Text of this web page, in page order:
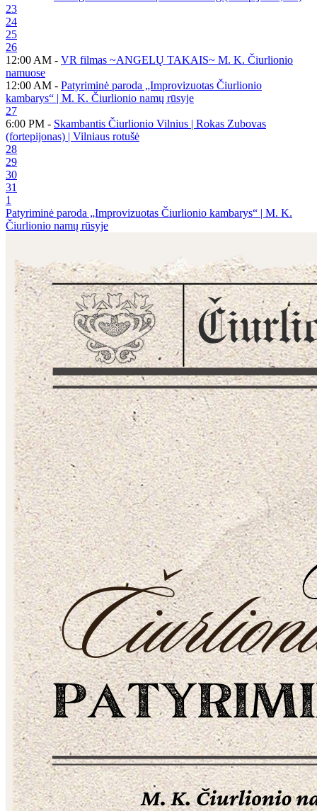
23
24
25
26
12:00 AM - VR filmas ~ANGELŲ TAKAIS~ M. K. Čiurlionio
namuose
12:00 AM - Patyriminė paroda „Improvizuotas Čiurlionio
kambarys“ | M. K. Čiurlionio namų rūsyje
27
6:00 PM - Skambantis Čiurlionio Vilnius | Rokas Zubovas
(fortepijonas) | Vilniaus rotušė
28
29
30
31
1
Patyriminė paroda „Improvizuotas Čiurlionio kambarys“ | M. K.
Čiurlionio namų rūsyje